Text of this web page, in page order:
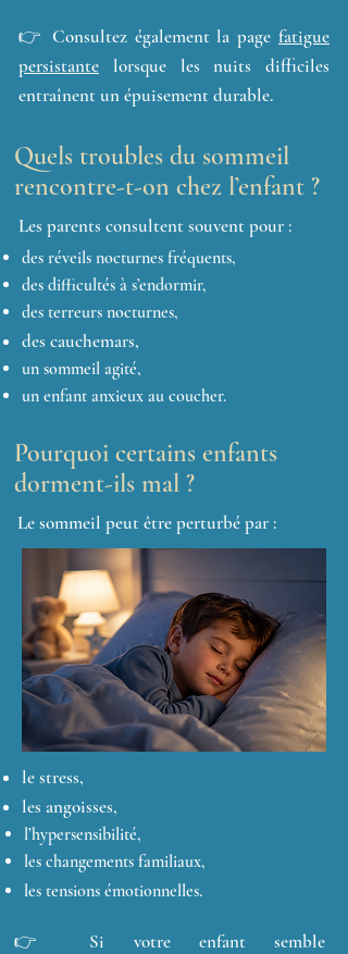
👉 Consultez également la page fatigue
persistante lorsque les nuits difficiles
entraînent un épuisement durable.
Quels troubles du sommeil
rencontre-t-on chez l’enfant ?
Les parents consultent souvent pour :
des réveils nocturnes fréquents,
des difficultés à s’endormir,
des terreurs nocturnes,
des cauchemars,
un sommeil agité,
un enfant anxieux au coucher.
Pourquoi certains enfants
dorment-ils mal ?
Le sommeil peut être perturbé par :
le stress,
les angoisses,
l’hypersensibilité,
les changements familiaux,
les tensions émotionnelles.
👉 Si votre enfant semble